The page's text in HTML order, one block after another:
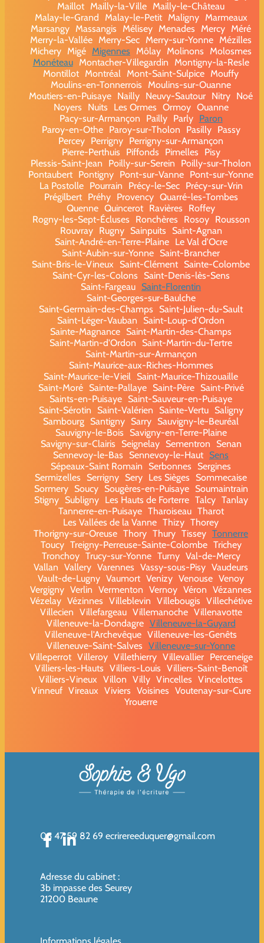
Maillot Mailly-la-Ville Mailly-le-Château
Malay-le-Grand
Malay-le-Petit Maligny
Marmeaux
Marsangy Massangis Mélisey Menades Mercy Méré
Merry-la-Vallée Merry-Sec Merry-sur-Yonne Mézilles
Michery Migé Migennes Môlay Molinons
Molosmes
Monéteau
Montacher-Villegardin
Montigny-la-Resle
Montillot Montréal Mont-Saint-Sulpice Mouffy
Moulins-en-Tonnerrois
Moulins-sur-Ouanne
Moutiers-en-Puisaye Nailly Neuvy-Sautour Nitry Noé
Noyers
Nuits Les Ormes Ormoy Ouanne
Pacy-sur-Armançon
Pailly Parly
Paron
Paroy-en-Othe
Paroy-sur-Tholon Pasilly
Passy
Percey Perrigny Perrigny-sur-Armançon
Pierre-Perthuis
Piffonds Pimelles
Pisy
Plessis-Saint-Jean
Poilly-sur-Serein
Poilly-sur-Tholon
Pontaubert Pontigny Pont-sur-Vanne Pont-sur-Yonne
La Postolle
Pourrain Précy-le-Sec
Précy-sur-Vrin
Prégilbert
Préhy Provency Quarré-les-Tombes
Quenne Quincerot Ravières
Roffey
Rogny-les-Sept-Écluses
Ronchères Rosoy
Rousson
Rouvray
Rugny Sainpuits
Saint-Agnan
Saint-André-en-Terre-Plaine
Le Val d'Ocre
Saint-Aubin-sur-Yonne Saint-Brancher
Saint-Bris-le-Vineux
Saint-Clément Sainte-Colombe
Saint-Cyr-les-Colons
Saint-Denis-lès-Sens
Saint-Fargeau Saint-Florentin
Saint-Georges-sur-Baulche
Saint-Germain-des-Champs
Saint-Julien-du-Sault
Saint-Léger-Vauban
Saint-Loup-d'Ordon
Sainte-Magnance Saint-Martin-des-Champs
Saint-Martin-d'Ordon
Saint-Martin-du-Tertre
Saint-Martin-sur-Armançon
Saint-Maurice-aux-Riches-Hommes
Saint-Maurice-le-Vieil
Saint-Maurice-Thizouaille
Saint-Moré
Sainte-Pallaye Saint-Père
Saint-Privé
Saints-en-Puisaye Saint-Sauveur-en-Puisaye
Saint-Sérotin
Saint-Valérien Sainte-Vertu
Saligny
Sambourg Santigny Sarry Sauvigny-le-Beuréal
Sauvigny-le-Bois
Savigny-en-Terre-Plaine
Savigny-sur-Clairis
Seignelay Sementron
Senan
Sennevoy-le-Bas
Sennevoy-le-Haut Sens
Sépeaux-Saint Romain
Serbonnes
Sergines
Sermizelles
Serrigny Sery Les Sièges
Sommecaise
Sormery
Soucy Sougères-en-Puisaye
Soumaintrain
Stigny
Subligny Les Hauts de Forterre Talcy Tanlay
Tannerre-en-Puisaye Tharoiseau Tharot
Les Vallées de la Vanne Thizy Thorey
Thorigny-sur-Oreuse Thory Thury Tissey Tonnerre
Toucy Treigny-Perreuse-Sainte-Colombe Trichey
Tronchoy Trucy-sur-Yonne Turny Val-de-Mercy
Vallan Vallery Varennes Vassy-sous-Pisy Vaudeurs
Vault-de-Lugny Vaumort Venizy Venouse Venoy
Vergigny Verlin Vermenton Vernoy Véron Vézannes
Vézelay Vézinnes Villeblevin Villebougis Villechétive
Villecien Villefargeau Villemanoche Villenavotte
Villeneuve-la-Dondagre Villeneuve-la-Guyard
Villeneuve-l'Archevêque Villeneuve-les-Genêts
Villeneuve-Saint-Salves Villeneuve-sur-Yonne
Villeperrot Villeroy Villethierry Villevallier
Perceneige
Villiers-les-Hauts Villiers-Louis Villiers-Saint-Benoît
Villiers-Vineux Villon Villy Vincelles Vincelottes
Vinneuf Vireaux Viviers Voisines Voutenay-sur-Cure
Yrouerre
06 47 59 82 69 ecrirereeduquer@gmail.com
Adresse du cabinet :
3b impasse des Seurey
21200 Beaune